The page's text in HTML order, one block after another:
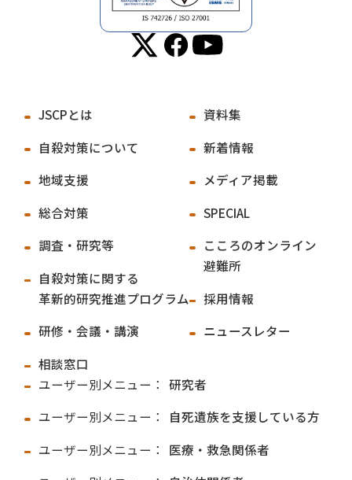
JSCPとは
自殺対策について
地域支援
総合対策
調査・研究等
自殺対策に関する
革新的研究推進プログラム
研修・会議・講演
相談窓口
資料集
新着情報
メディア掲載
SPECIAL
こころのオンライン
避難所
採用情報
ニュースレター
ユーザー別メニュー： 研究者
ユーザー別メニュー：
自死遺族を支援している方
ユーザー別メニュー：
医療・救急関係者